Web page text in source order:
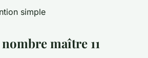
simple
maître 11